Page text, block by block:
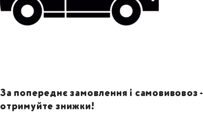
За попереднє замовлення і самовивовоз -
отримуйте знижки!